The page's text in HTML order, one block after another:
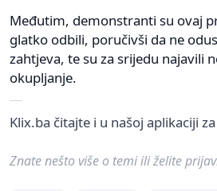
Međutim, demonstranti su ovaj
glatko odbili, poručivši da ne
zahtjeva, te su za srijedu najavili
okupljanje.
Klix.ba čitajte i u našoj aplikaciji za
Znate nešto više o temi ili želite